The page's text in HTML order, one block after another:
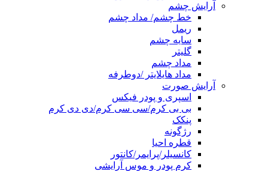
آرایش چشم
خط چشم/ مداد چشم
ریمل
سایه چشم
گلیتر
مداد چشم
مداد هایلایتر /دوطرفه
آرایش صورت
اسپری و پودر فیکس
بی بی کرم/سی سی کرم/دی دی کرم
پنکک
رژگونه
قطره احیا
کانسیلر/پرایمر/کانتور
کرم پودر و موس آرایشی